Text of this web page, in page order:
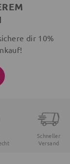
dir 10%
Schneller
Versand